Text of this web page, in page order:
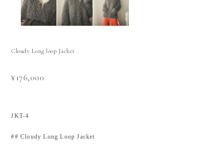
Cloudy Long loop Jacket
¥176,000
JKT-4
## Cloudy Long Loop Jacket